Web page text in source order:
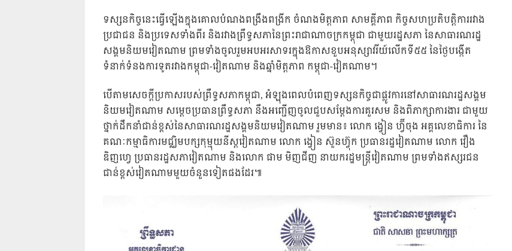
ទស្សនកិច្ចនេះធ្វើឡើងក្នុងគោលបំណងពង្រឹងពង្រីក ចំណងមិត្តភាព សាមគ្គីភាព កិច្ចសហប្រតិបត្តិការរវាង
ប្រជាជន និងប្រទេសទាំងពីរ និងរវាងព្រឹទ្ធសភានៃព្រះរាជាណាចក្រកម្ពុជា ជាមួយរដ្ឋសភា នៃសាធារណរដ្ឋ
សង្គមនិយមវៀតណាម ព្រមទាំងចូលរួមអបអរសាទរក្នុងឱកាសខួបអនុស្សាវរីយ៍លើកទី៥៥ នៃថ្ងៃបង្កើត
ទំនាក់ទំនងការទូតរវាងកម្ពុជា-វៀតណាម និងឆ្នាំមិត្តភាព កម្ពុជា-វៀតណាម។
បើតាមសេចក្តីប្រកាសរបស់ព្រឹទ្ធសភាកម្ពុជា, អំឡុងពេលបំពេញទស្សនកិច្ចជាផ្លូវការនៅសាធារណរដ្ឋសង្គម
និយមវៀតណាម សម្ដេចប្រធានព្រឹទ្ធសភា នឹងអញ្ជើញចូលជួបសម្ដែងការគួរសម និងពិភាក្សាការងារ ជាមួយ
ថ្នាក់ដឹកនាំជាន់ខ្ពស់នៃសាធារណរដ្ឋសង្គមនិយមវៀតណាម រួមមាន៖ លោក ង្វៀន ហ្វ៊ីចុង អគ្គលេខាធិការ នៃ
គណៈកម្មាធិការមជ្ឈិមបក្សកុម្មុយនីស្តវៀតណាម លោក ង្វៀន ស៊ួនហ៊្វុក ប្រធានរដ្ឋវៀតណាម លោក វឿង
ឌិញហ្វេ ប្រធានរដ្ឋសភាវៀតណាម និងលោក ផាម មិញជីញ នាយករដ្ឋមន្ត្រីវៀតណាម ព្រមទាំងឥស្សរជន
ជាន់ខ្ពស់វៀតណាមមួយចំនួនទៀតផងដែរ៕